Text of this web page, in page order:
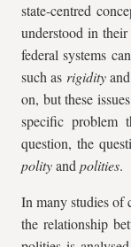
state-centred
understood in
federal systems
such as rigidity
on, but these
specific problem
question, the
polityand polities.
In many studies of
the relationship